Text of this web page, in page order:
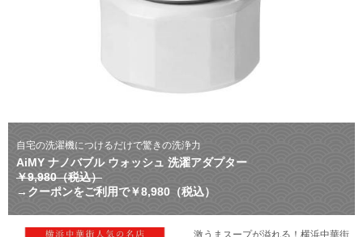
自宅の洗濯機につけるだけで驚きの洗浄力
AiMY ナノバブル ウォッシュ 洗濯アダプター
￥9,980（税込）
→クーポンをご利用で￥8,980（税込）
激うまスープが溢れる！横浜中華街